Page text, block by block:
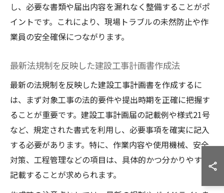
し、必要な書類や届出内容を漏れなく整備することがポ
イントです。これにより、現場トラブルの未然防止や作
業員の安全確保につながります。
最新法規制を反映した建設工事計画書作成法
最新の法規制を反映した建設工事計画書を作成するに
は、まず対象工事の法的要件や提出時期を正確に把握す
ることが重要です。建設工事計画届の記載例や様式21号
など、規定された書式を利用し、必要事項を確実に記入
する必要があります。特に、作業内容や使用機械、安全
対策、工程管理などの項目は、具体的かつ分かりやすく
記載することが求められます。